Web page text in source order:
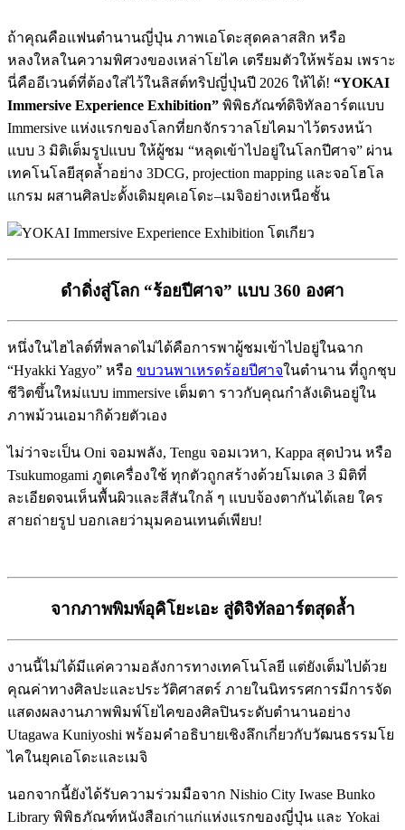
ถ้าคุณคือแฟนตำนานญี่ปุ่น ภาพเอโดะสุดคลาสสิก หรือ
หลงใหลในความพิศวงของเหล่าโยไค เตรียมตัวให้พร้อม เพราะ
นี่คืออีเวนต์ที่ต้องใส่ไว้ในลิสต์ทริปญี่ปุ่นปี 2026 ให้ได้! “YOKAI
Immersive Experience Exhibition” พิพิธภัณฑ์ดิจิทัลอาร์ตแบบ
Immersive แห่งแรกของโลกที่ยกจักรวาลโยไคมาไว้ตรงหน้า
แบบ 3 มิติเต็มรูปแบบ ให้ผู้ชม “หลุดเข้าไปอยู่ในโลกปีศาจ” ผ่าน
เทคโนโลยีสุดล้ำอย่าง 3DCG, projection mapping และจอโฮโล
แกรม ผสานศิลปะดั้งเดิมยุคเอโดะ–เมจิอย่างเหนือชั้น
ดำดิ่งสู่โลก “ร้อยปีศาจ” แบบ 360 องศา
หนึ่งในไฮไลต์ที่พลาดไม่ได้คือการพาผู้ชมเข้าไปอยู่ในฉาก
“Hyakki Yagyo” หรือ ขบวนพาเหรดร้อยปีศาจในตำนาน ที่ถูกชุบ
ชีวิตขึ้นใหม่แบบ immersive เต็มตา ราวกับคุณกำลังเดินอยู่ใน
ภาพม้วนเอมากิด้วยตัวเอง
ไม่ว่าจะเป็น Oni จอมพลัง, Tengu จอมเวหา, Kappa สุดป่วน หรือ
Tsukumogami ภูตเครื่องใช้ ทุกตัวถูกสร้างด้วยโมเดล 3 มิติที่
ละเอียดจนเห็นพื้นผิวและสีสันใกล้ ๆ แบบจ้องตากันได้เลย ใคร
สายถ่ายรูป บอกเลยว่ามุมคอนเทนต์เพียบ!
จากภาพพิมพ์อุคิโยะเอะ สู่ดิจิทัลอาร์ตสุดล้ำ
งานนี้ไม่ได้มีแค่ความอลังการทางเทคโนโลยี แต่ยังเต็มไปด้วย
คุณค่าทางศิลปะและประวัติศาสตร์ ภายในนิทรรศการมีการจัด
แสดงผลงานภาพพิมพ์โยไคของศิลปินระดับตำนานอย่าง
Utagawa Kuniyoshi พร้อมคำอธิบายเชิงลึกเกี่ยวกับวัฒนธรรมโย
ไคในยุคเอโดะและเมจิ
นอกจากนี้ยังได้รับความร่วมมือจาก Nishio City Iwase Bunko
Library พิพิธภัณฑ์หนังสือเก่าแก่แห่งแรกของญี่ปุ่น และ Yokai